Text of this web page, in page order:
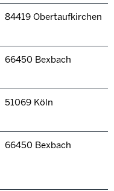
84419 Obertaufkirchen
66450 Bexbach
51069 Köln
66450 Bexbach